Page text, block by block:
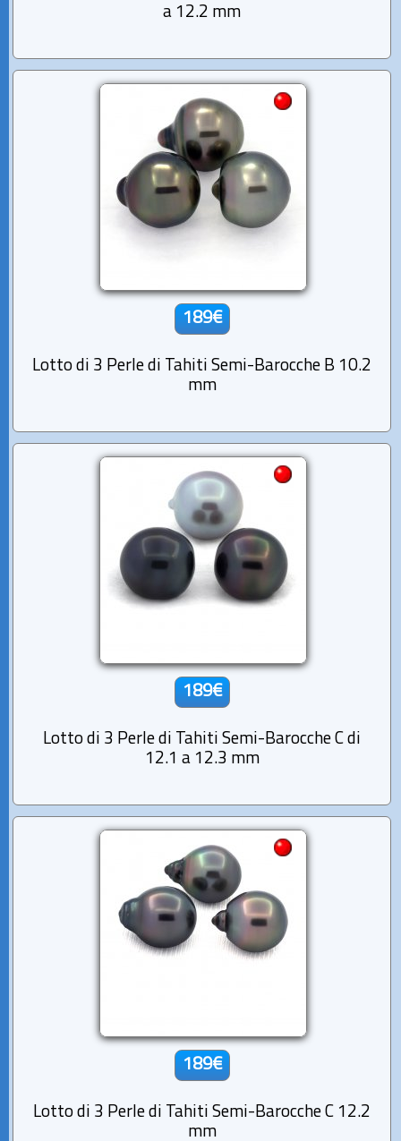
a 12.2 mm
189€
Lotto di 3 Perle di Tahiti Semi-Barocche B 10.2
mm
189€
Lotto di 3 Perle di Tahiti Semi-Barocche C di
12.1 a 12.3 mm
189€
Lotto di 3 Perle di Tahiti Semi-Barocche C 12.2
mm